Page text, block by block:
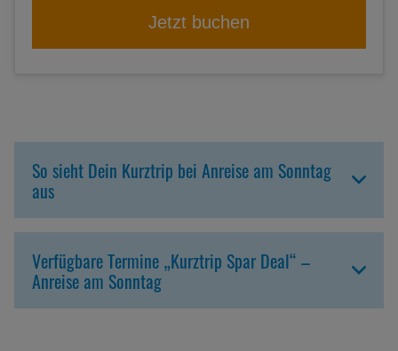
Jetzt buchen
So sieht Dein Kurztrip bei Anreise am Sonntag
aus
Verfügbare Termine „Kurztrip Spar Deal“ –
Anreise am Sonntag